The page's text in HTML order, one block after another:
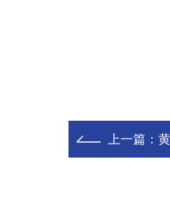
上一篇：